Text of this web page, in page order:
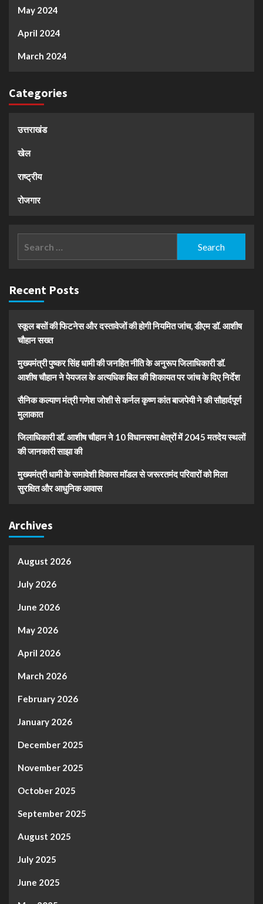
May 2024
April 2024
March 2024
Categories
उत्तराखंड
खेल
राष्ट्रीय
रोजगार
Recent Posts
स्कूल बसों की फिटनेस और दस्तावेजों की होगी नियमित जांच, डीएम डॉ. आशीष
चौहान सख्त
मुख्यमंत्री पुष्कर सिंह धामी की जनहित नीति के अनुरूप जिलाधिकारी डॉ.
आशीष चौहान ने पेयजल के अत्यधिक बिल की शिकायत पर जांच के दिए निर्देश
सैनिक कल्याण मंत्री गणेश जोशी से कर्नल कृष्ण कांत बाजपेयी ने की सौहार्दपूर्ण
मुलाकात
जिलाधिकारी डॉ. आशीष चौहान ने 10 विधानसभा क्षेत्रों में 2045 मतदेय स्थलों
की जानकारी साझा की
मुख्यमंत्री धामी के समावेशी विकास मॉडल से जरूरतमंद परिवारों को मिला
सुरक्षित और आधुनिक आवास
Archives
August 2026
July 2026
June 2026
May 2026
April 2026
March 2026
February 2026
January 2026
December 2025
November 2025
October 2025
September 2025
August 2025
July 2025
June 2025